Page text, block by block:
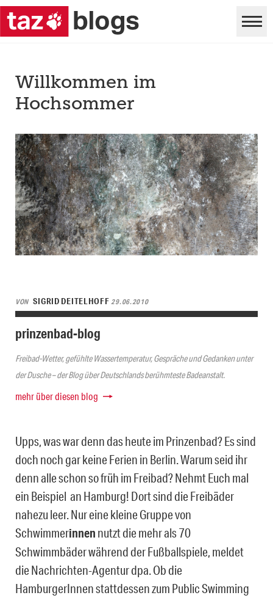
Willkommen im
Hochsommer
VON SIGRID DEITELHOFF29.06.2010
prinzenbad-blog
Freibad-Wetter, gefühlte Wassertemperatur, Gespräche und Gedanken unter
der Dusche – der Blog über Deutschlands berühmteste Badeanstalt.
mehr über diesen blog
Upps, was war denn das heute im Prinzenbad? Es sind
doch noch gar keine Ferien in Berlin. Warum seid ihr
denn alle schon so früh im Freibad? Nehmt Euch mal
ein Beispiel an Hamburg! Dort sind die Freibäder
nahezu leer. Nur eine kleine Gruppe von
Schwimmerinnen nutzt die mehr als 70
Schwimmbäder während der Fußballspiele, meldet
die Nachrichten-Agentur dpa. Ob die
HamburgerInnen stattdessen zum Public Swimming